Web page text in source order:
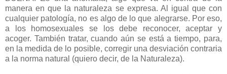
manera en que la naturaleza se expresa. Al igual que con
cualquier patología, no es algo de lo que alegrarse. Por eso,
a los homosexuales se los debe reconocer, aceptar y
acoger. También tratar, cuando aún se está a tiempo, para,
en la medida de lo posible, corregir una desviación contraria
a la norma natural (quiero decir, de la Naturaleza).